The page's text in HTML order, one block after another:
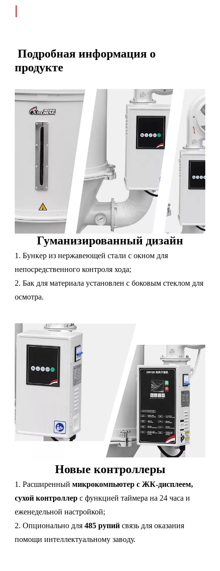
|
Подробная информация о
продукте
Гуманизированный дизайн
1. Бункер из нержавеющей стали с окном для
непосредственного контроля хода;
2. Бак для материала установлен с боковым стеклом для
осмотра.
Новые контроллеры
1. Расширенный микрокомпьютер с ЖК-дисплеем,
сухой контроллер с функцией таймера на 24 часа и
еженедельной настройкой;
2. Опционально для 485 рупий связь для оказания
помощи интеллектуальному заводу.